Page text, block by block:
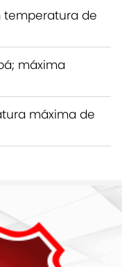
de
máxima
máxima de